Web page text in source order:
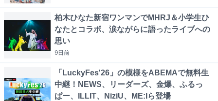
柏木ひなた新宿ワンマンでMHRJ＆小学生ひ
なたとコラボ、涙ながらに語ったライブへの
思い
9日前
「LuckyFes'26」の模様をABEMAで無料生
中継！NEWS、リーダーズ、金爆、ふるっ
ぱー、ILLIT、NiziU、ME:Iら登場